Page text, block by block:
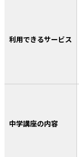
利用できるサービス
中学講座の内容